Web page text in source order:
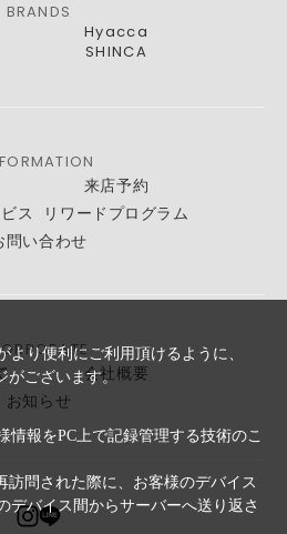
BRANDS
Hyacca
SHINCA
来店予約
ス
リワードプログラム
問い合わせ
会社概要
お知らせ
より便利にご利用頂けるように、
がございます。
情報をPC上で記録管理する技術のこ
訪問された際に、お客様のデバイス
デバイス間からサーバーへ送り返さ